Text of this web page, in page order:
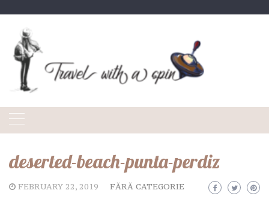
content
deserted-beach-punta-perdiz
FEBRUARY 22, 2019 FĂRĂ CATEGORIE